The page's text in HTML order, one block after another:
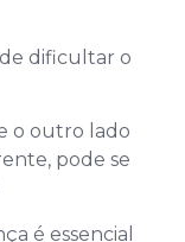
dificultar o
o outro lado
pode se
é essencial